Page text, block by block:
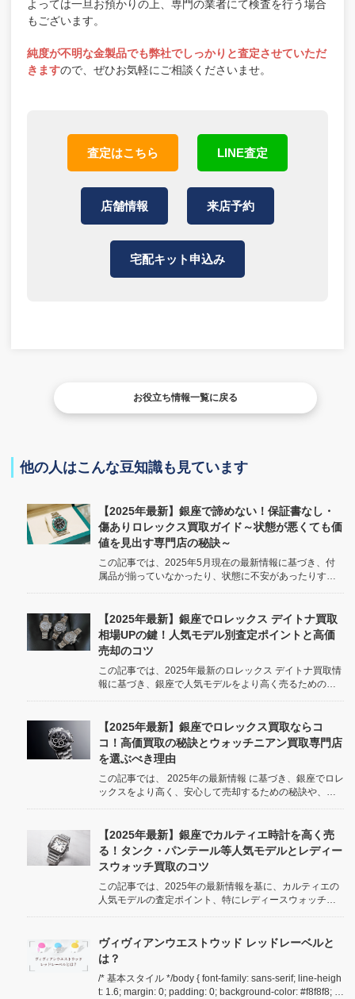
よっては一旦お預かりの上、専門の業者にて検査を行う場合
もございます。
純度が不明な金製品でも弊社でしっかりと査定させていただ
きますので、ぜひお気軽にご相談くださいませ。
査定はこちら LINE査定
店舗情報 来店予約
宅配キット申込み
お役立ち情報一覧に戻る
他の人はこんな豆知識も見ています
【2025年最新】銀座で諦めない！保証書なし・
傷ありロレックス買取ガイド～状態が悪くても価
値を見出す専門店の秘訣～
この記事では、2025年5月現在の最新情報に基づき、付
属品が揃っていなかったり、状態に不安があったりする
専門店が、どのように「訳あり」ロレックスの価値を見
出すのか、その秘訣もご紹介します。 ...
【2025年最新】銀座でロレックス デイトナ買取
相場UPの鍵！人気モデル別査定ポイントと高価
売却のコツ
この記事では、2025年最新のロレックス デイトナ買取情
報に基づき、銀座で人気モデルをより高く売るための査
解説します。 /* === 共通CSS (色設定調整) === */ b...
【2025年最新】銀座でロレックス買取ならコ
コ！高価買取の秘訣とウォッチニアン買取専門店
を選ぶべき理由
この記事では、 2025年の最新情報 に基づき、銀座でロレ
ックスをより高く、安心して売却するための秘訣や、信
l...【2025年最新】銀座でカルティエ時計を高く売
る！タンク・パンテール等人気モデルとレディー
スウォッチ買取のコツ
この記事では、2025年の最新情報を基に、カルティエの
人気モデルの査定ポイント、特にレディースウォッチを
共通CSS (色設定調整) === */ body { ...
ヴィヴィアンウエストウッド レッドレーベルと
は？
/* 基本スタイル */body { font-family: sans-serif; line-heigh
t: 1.6; margin: 0; padding: 0; background-color: #f8f8f8; c